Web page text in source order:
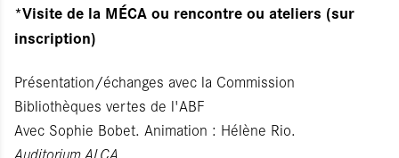
*Visite de la MÉCA ou rencontre ou ateliers (sur
inscription)
Présentation/échanges avec la Commission
Bibliothèques vertes de l'ABF
Avec Sophie Bobet. Animation : Hélène Rio.
Auditorium ALCA